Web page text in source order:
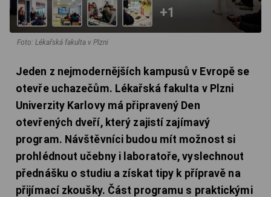
+1
Foto: Lékařská fakulta v Plzni
Jeden z nejmodernějších kampusů v Evropě se
otevře uchazečům. Lékařská fakulta v Plzni
Univerzity Karlovy má připravený Den
otevřených dveří, který zajistí zajímavý
program. Návštěvníci budou mít možnost si
prohlédnout učebny i laboratoře, vyslechnout
přednášku o studiu a získat tipy k přípravě na
přijímací zkoušky. Část programu s praktickými